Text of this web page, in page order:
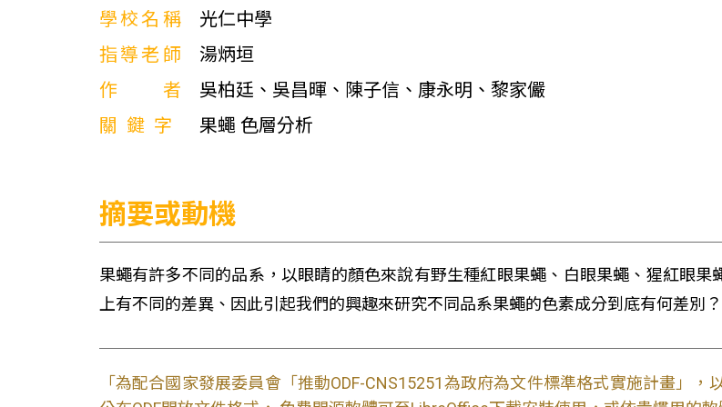
學校名稱
光仁中學
指導老師
湯炳垣
作者
吳柏廷、吳昌暉、陳子信、康永明、黎家儼
關鍵字
果蠅 色層分析
摘要或動機
果蠅有許多不同的品系，以眼睛的顏色來說有野生種紅眼果蠅、白眼果蠅、猩紅眼
上有不同的差異、因此引起我們的興趣來研究不同品系果蠅的色素成分到底有何差別？
「為配合國家發展委員會「推動ODF-CNS15251為政府為文件標準格式實施計畫」